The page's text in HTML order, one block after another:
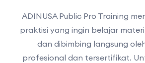
ADINUSA Public Pro Training
praktisi yang ingin belajar
dan dibimbing langsung
profesional dan tersertifikat.